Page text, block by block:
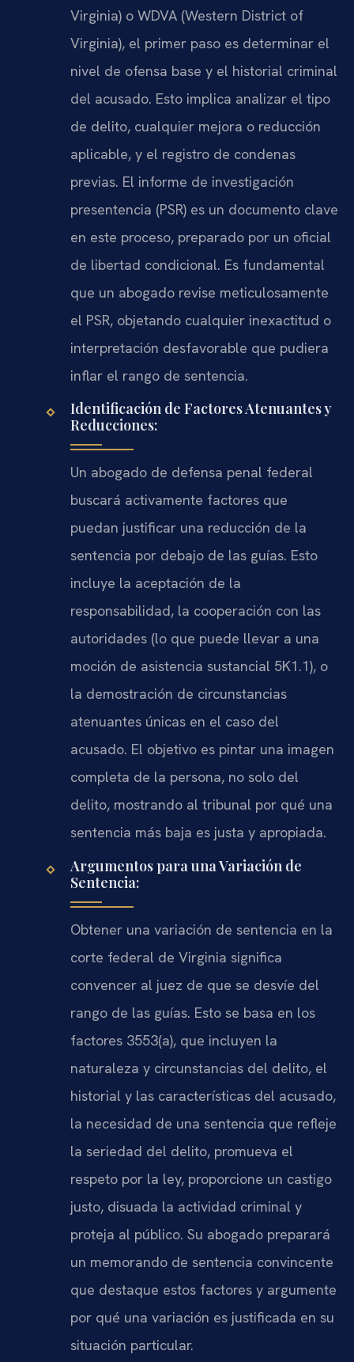
Virginia) o WDVA (Western District of
Virginia), el primer paso es determinar el
nivel de ofensa base y el historial criminal
del acusado. Esto implica analizar el tipo
de delito, cualquier mejora o reducción
aplicable, y el registro de condenas
previas. El informe de investigación
presentencia (PSR) es un documento clave
en este proceso, preparado por un oficial
de libertad condicional. Es fundamental
que un abogado revise meticulosamente
el PSR, objetando cualquier inexactitud o
interpretación desfavorable que pudiera
inflar el rango de sentencia.
Identificación de Factores Atenuantes y
Reducciones:
Un abogado de defensa penal federal
buscará activamente factores que
puedan justificar una reducción de la
sentencia por debajo de las guías. Esto
incluye la aceptación de la
responsabilidad, la cooperación con las
autoridades (lo que puede llevar a una
moción de asistencia sustancial 5K1.1), o
la demostración de circunstancias
atenuantes únicas en el caso del
acusado. El objetivo es pintar una imagen
completa de la persona, no solo del
delito, mostrando al tribunal por qué una
sentencia más baja es justa y apropiada.
Argumentos para una Variación de
Sentencia:
Obtener una variación de sentencia en la
corte federal de Virginia significa
convencer al juez de que se desvíe del
rango de las guías. Esto se basa en los
factores 3553(a), que incluyen la
naturaleza y circunstancias del delito, el
historial y las características del acusado,
la necesidad de una sentencia que refleje
la seriedad del delito, promueva el
respeto por la ley, proporcione un castigo
justo, disuada la actividad criminal y
proteja al público. Su abogado preparará
un memorando de sentencia convincente
que destaque estos factores y argumente
por qué una variación es justificada en su
situación particular.